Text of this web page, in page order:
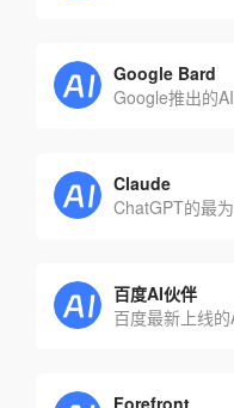
Google Bard
Google推出的
Claude
ChatGPT的最
百度AI伙伴
百度最新上线
Forefront